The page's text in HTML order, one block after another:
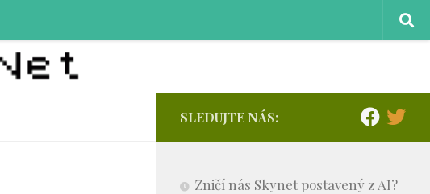
SLEDUJTE NÁS:
Zničí nás Skynet postavený z AI?